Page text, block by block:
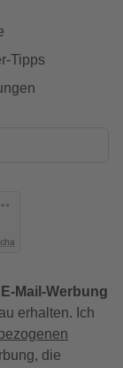
Tipps
Mail-Werbung
erhalten. Ich
die